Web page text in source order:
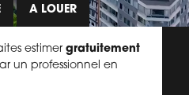
estimer gratuitement
un professionnel en
A LOUER